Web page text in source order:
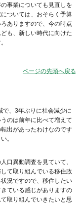
事業についても見直しを
ついては、おそらく予算
ありますので、今の時点
も、新しい時代に向けた
ページの先頭へ戻る
、3年ぶりに社会減少に
のは前年に比べて増えて
出があったわけなのです
。
口異動調査を見ていて、
て取り組んでいる移住政
況ですので、移住したい
ている感じがありますの
取り組んでいきたいと思